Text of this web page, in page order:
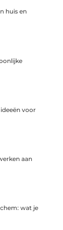
huis en
voor
aan
wat je